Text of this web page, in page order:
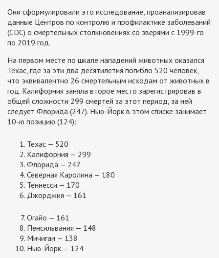
Они сформулировали это исследование, проанализировав
данные Центров по контролю и профилактике заболеваний
(CDC) о смертельных столкновениях со зверями с 1999-го
по 2019 год.
На первом месте по шкале нападений животных оказался
Техас, где за эти два десятилетия погибло 520 человек,
что эквивалентно 26 смертельным исходам от животных в
год. Калифорния заняла второе место зарегистрировав в
общей сложности 299 смертей за этот период, за ней
следует Флорида (247). Нью-Йорк в этом списке занимает
10-ю позицию (124):
Техас — 520
Калифорния — 299
Флорида — 247
Северная Каролина — 180
Теннесси — 170
Джорджия — 161
Огайо — 161
Пенсильвания — 148
Мичиган — 138
Нью-Йорк — 124